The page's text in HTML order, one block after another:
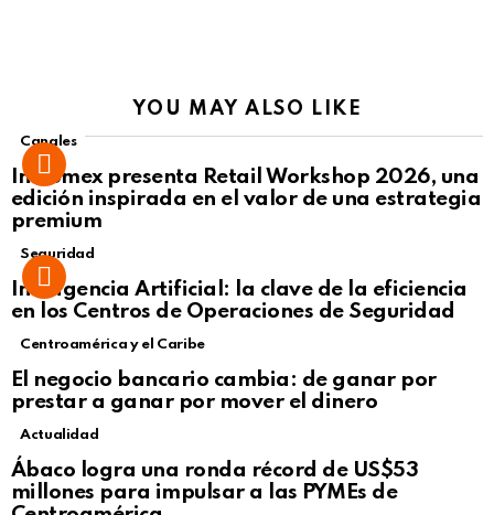
YOU MAY ALSO LIKE
Canales
Intcomex presenta Retail Workshop 2026, una
edición inspirada en el valor de una estrategia
premium
Seguridad
Inteligencia Artificial: la clave de la eficiencia
en los Centros de Operaciones de Seguridad
Centroamérica y el Caribe
El negocio bancario cambia: de ganar por
prestar a ganar por mover el dinero
Not Safe For Work
Click to view this post
Actualidad
Ábaco logra una ronda récord de US$53
millones para impulsar a las PYMEs de